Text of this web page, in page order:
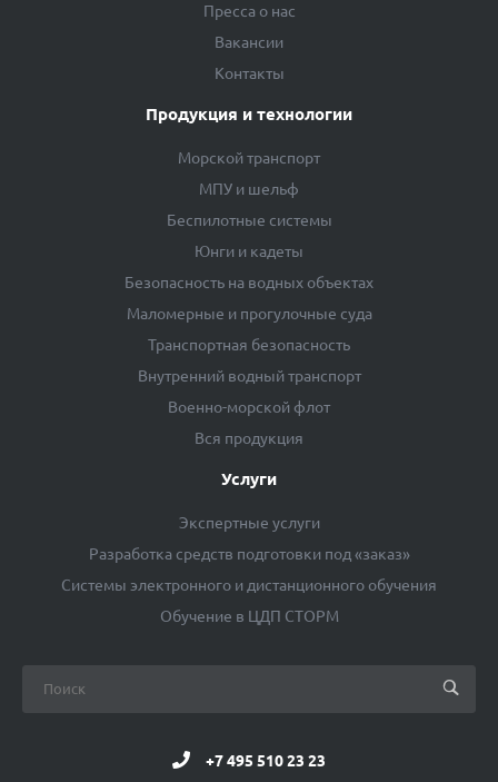
Пресса о нас
Вакансии
Контакты
Продукция и технологии
Морской транспорт
МПУ и шельф
Беспилотные системы
Юнги и кадеты
Безопасность на водных объектах
Маломерные и прогулочные суда
Транспортная безопасность
Внутренний водный транспорт
Военно-морской флот
Вся продукция
Услуги
Экспертные услуги
Разработка средств подготовки под «заказ»
Системы электронного и дистанционного обучения
Обучение в ЦДП СТОРМ
+7 495 510 23 23